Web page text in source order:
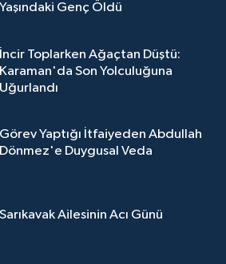
Yaşındaki Genç Öldü
İncir Toplarken Ağaçtan Düştü:
Karaman'da Son Yolculuğuna
Uğurlandı
Görev Yaptığı İtfaiyeden Abdullah
Dönmez'e Duygusal Veda
Sarıkavak Ailesinin Acı Günü